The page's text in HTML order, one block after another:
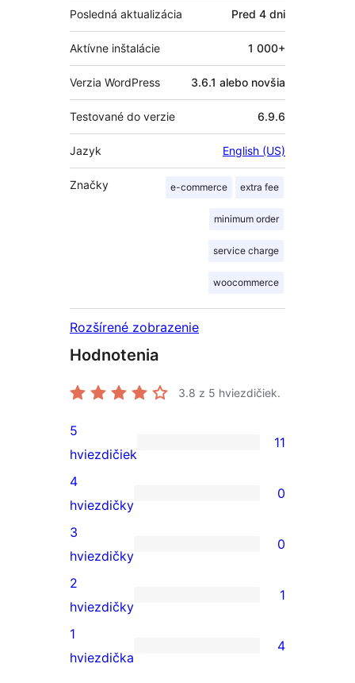
Posledná aktualizácia Pred 4 dni
Aktívne inštalácie 1 000+
Verzia WordPress 3.6.1 alebo novšia
Testované do verzie 6.9.6
Jazyk English (US)
Značky e-commerce extra fee
minimum order
service charge
woocommerce
Rozšírené zobrazenie
Hodnotenia
3.8 z 5 hviezdičiek.
11
recenzií
s
5-
hviezdičkovým
5
hviezdičiek
11
0
recenzií
s
4-
hviezdičkovým
4
hviezdičky
0
0
recenzií
s
3-
hviezdičkovým
3
hviezdičky
0
1
recenzia
s
2
hviezdičky
1
4
1
hviezdička
4